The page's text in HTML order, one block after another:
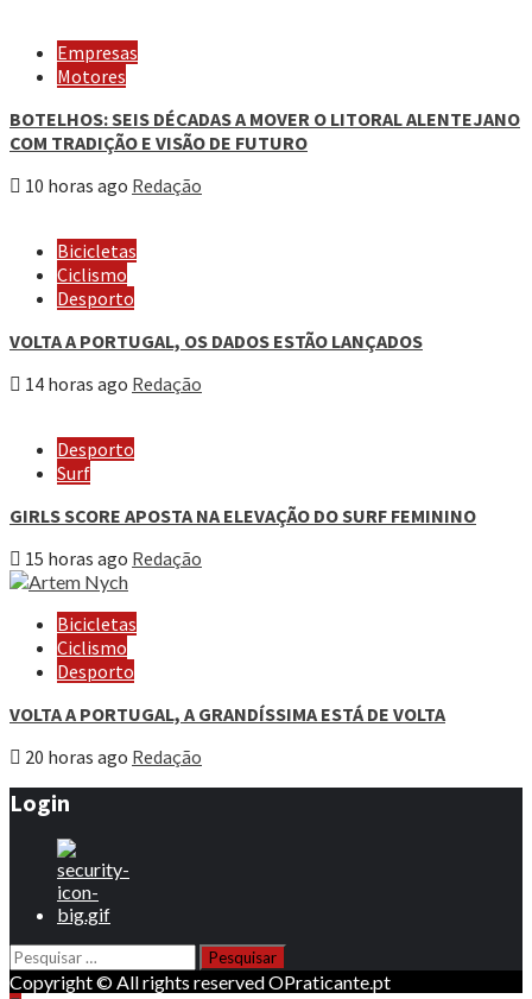
Empresas
Motores
BOTELHOS: SEIS DÉCADAS A MOVER O LITORAL ALENTEJANO
COM TRADIÇÃO E VISÃO DE FUTURO
10 horas ago Redação
Bicicletas
Ciclismo
Desporto
VOLTA A PORTUGAL, OS DADOS ESTÃO LANÇADOS
14 horas ago Redação
Desporto
Surf
GIRLS SCORE APOSTA NA ELEVAÇÃO DO SURF FEMININO
15 horas ago Redação
Bicicletas
Ciclismo
Desporto
VOLTA A PORTUGAL, A GRANDÍSSIMA ESTÁ DE VOLTA
20 horas ago Redação
Login
Pesquisar
por:
Copyright © All rights reserved OPraticante.pt